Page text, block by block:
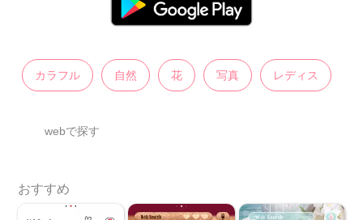
カラフル 自然 花 写真 レディス
webで探す
おすすめ